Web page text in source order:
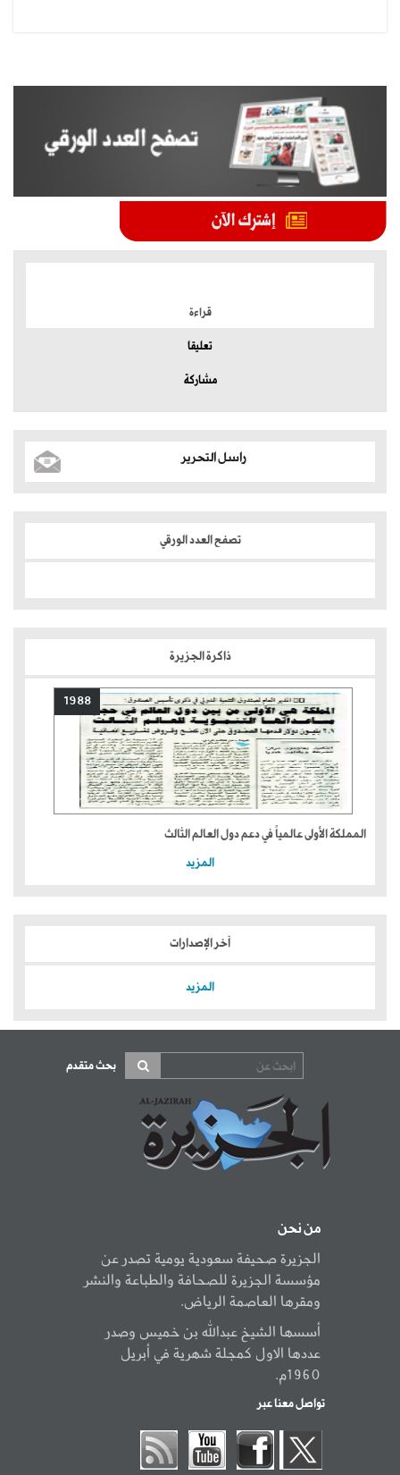
قراءة
تعليقا
مشاركة
راسل التحرير
تصفح العدد الورقي
ذاكرة الجزيرة
1988
المملكة الأولى عالمياً في دعم دول العالم الثالث
المزيد
آخر الإصدارات
المزيد
بحث متقدم
من نحن
الجزيرة صحيفة سعودية يومية تصدر عن
مؤسسة الجزيرة للصحافة والطباعة والنشر
ومقرها العاصمة الرياض.
أسسها الشيخ عبدالله بن خميس وصدر
عددها الاول كمجلة شهرية في أبريل
1960م.
تواصل معنا عبر